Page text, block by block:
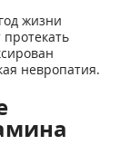
жизни
невропатия.